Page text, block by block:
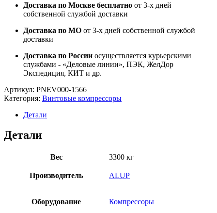
Доставка по Москве бесплатно от 3-х дней
собственной службой доставки
Доставка по МО от 3-х дней собственной службой
доставки
Доставка по России осуществляется курьерскими
службами - «Деловые линии», ПЭК, ЖелДор
Экспедиция, КИТ и др.
Артикул: PNEV000-1566
Категория: Винтовые компрессоры
Детали
Детали
Вес 3300 кг
Производитель ALUP
Оборудование Компрессоры